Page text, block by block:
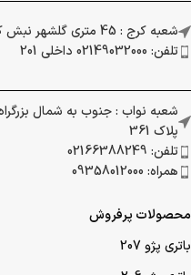
شعبه کرج : 45 متری گلشهر نبش کوچه حسن زاده
تلفن: 02149032000 داخلی 201
شعبه نواب : جنوب به شمال
پلاک 361
تلفن: 02166388249
همراه: 09358012000
محصولات پرفروش
باتری پژو 207